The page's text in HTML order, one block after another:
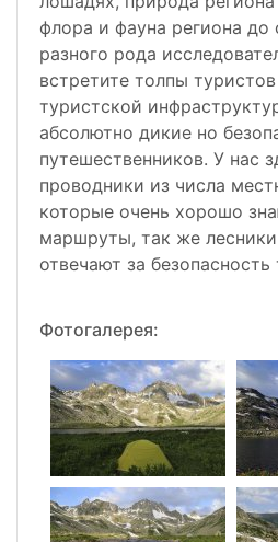
флора и фауна региона до
разного рода
встретите толпы
туристской
абсолютно дикие но
путешественников. У нас
проводники из числа
которые очень хорошо
маршруты, так же
отвечают за безопасность
Фотогалерея: